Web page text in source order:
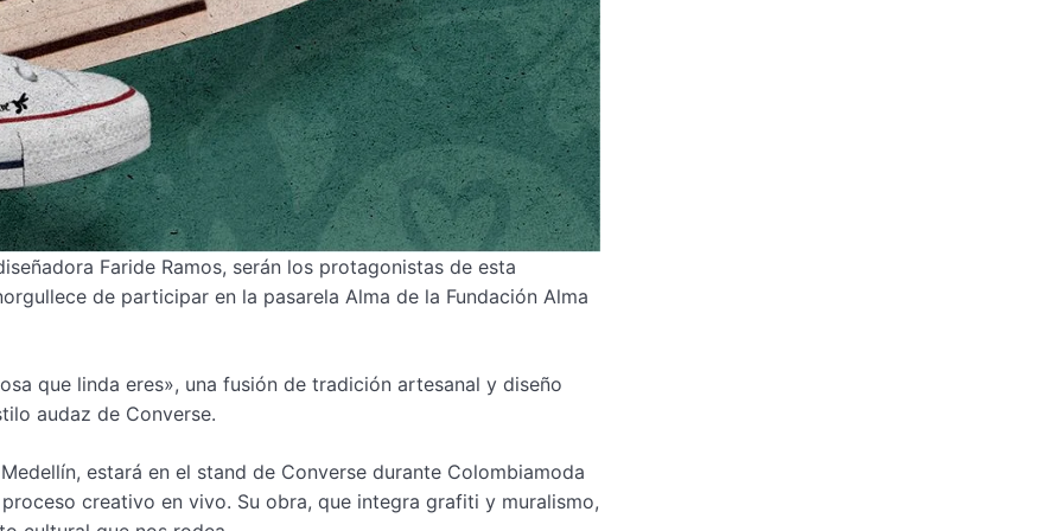
Faride Ramos, serán los protagonistas de esta
de participar en la pasarela Alma de la Fundación Alma
que linda eres», una fusión de tradición artesanal y diseño
audaz de Converse.
estará en el stand de Converse durante Colombiamoda
creativo en vivo. Su obra, que integra grafiti y muralismo,